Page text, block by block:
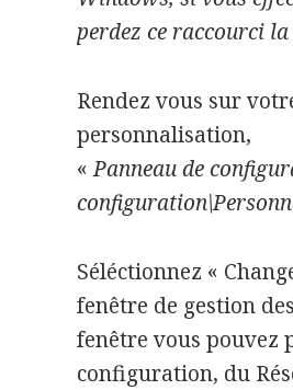
perdez ce raccourci
Rendez vous sur
personnalisation,
«Panneau de
Séléctionnez «
fenêtre de gestion
fenêtre vous pouvez
configuration, du